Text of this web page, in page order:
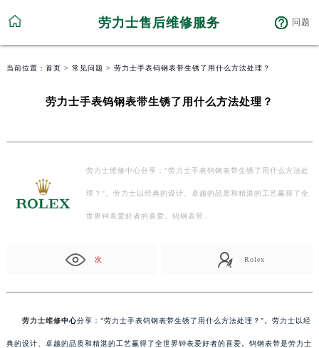
劳力士售后维修服务 问题
当前位置： 首页 > 常见问题 > 劳力士手表钨钢表带生锈了用什么方法处理？
劳力士手表钨钢表带生锈了用什么方法处理？
劳力士维修中心分享："劳力士手表钨钢表带生锈了用什么方法处
理？"。劳力士以经典的设计、卓越的品质和精湛的工艺赢得了全
世界钟表爱好者的喜爱。钨钢表带…
次 Rolex
劳力士维修中心分享："劳力士手表钨钢表带生锈了用什么方法处理？"。劳力士以经
典的设计、卓越的品质和精湛的工艺赢得了全世界钟表爱好者的喜爱。钨钢表带是劳力士